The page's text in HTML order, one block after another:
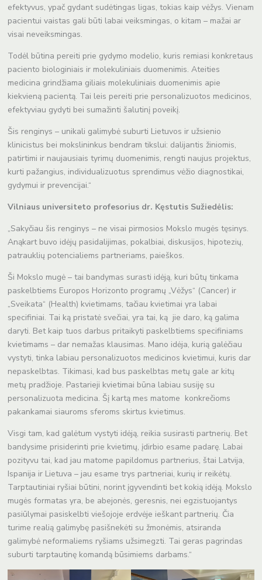
efektyvus, ypač gydant sudėtingas ligas, tokias kaip vėžys. Vienam
pacientui vaistas gali būti labai veiksmingas, o kitam – mažai ar
visai neveiksmingas.
Todėl būtina pereiti prie gydymo modelio, kuris remiasi konkretaus
paciento biologiniais ir molekuliniais duomenimis. Ateities
medicina grindžiama giliais molekuliniais duomenimis apie
kiekvieną pacientą. Tai leis pereiti prie personalizuotos medicinos,
efektyviau gydyti bei sumažinti šalutinį poveikį.
Šis renginys – unikali galimybė suburti Lietuvos ir užsienio
klinicistus bei mokslininkus bendram tikslui: dalijantis žiniomis,
patirtimi ir naujausiais tyrimų duomenimis, rengti naujus projektus,
kurti pažangius, individualizuotus sprendimus vėžio diagnostikai,
gydymui ir prevencijai.“
Vilniaus universiteto profesorius dr. Kęstutis Sužiedėlis:
„Sakyčiau šis renginys – ne visai pirmosios Mokslo mugės tęsinys.
Anąkart buvo idėjų pasidalijimas, pokalbiai, diskusijos, hipotezių,
patrauklių potencialiems partneriams, paieškos.
Ši Mokslo mugė – tai bandymas surasti idėją, kuri būtų tinkama
paskelbtiems Europos Horizonto programų „Vėžys“ (Cancer) ir
„Sveikata“ (Health) kvietimams, tačiau kvietimai yra labai
specifiniai. Tai ką pristatė svečiai, yra tai, ką jie daro, ką galima
daryti. Bet kaip tuos darbus pritaikyti paskelbtiems specifiniams
kvietimams – dar nemažas klausimas. Mano idėja, kurią galėčiau
vystyti, tinka labiau personalizuotos medicinos kvietimui, kuris dar
nepaskelbtas. Tikimasi, kad bus paskelbtas metų gale ar kitų
metų pradžioje. Pastarieji kvietimai būna labiau susiję su
personalizuota medicina. Šį kartą mes matome konkrečioms
pakankamai siauroms sferoms skirtus kvietimus.
Visgi tam, kad galėtum vystyti idėją, reikia susirasti partnerių. Bet
bandysime prisiderinti prie kvietimų, įdirbio esame padarę. Labai
pozityvu tai, kad jau matome papildomus partnerius, štai Latvija,
Ispanija ir Lietuva – jau esame trys partneriai, kurių ir reikėtų.
Tarptautiniai ryšiai būtini, norint įgyvendinti bet kokią idėją. Mokslo
mugės formatas yra, be abejonės, geresnis, nei egzistuojantys
pasiūlymai pasiskelbti viešojoje erdvėje ieškant partnerių. Čia
turime realią galimybę pasišnekėti su žmonėmis, atsiranda
galimybė neformaliems ryšiams užsimegzti. Tai geras pagrindas
suburti tarptautinę komandą būsimiems darbams.“